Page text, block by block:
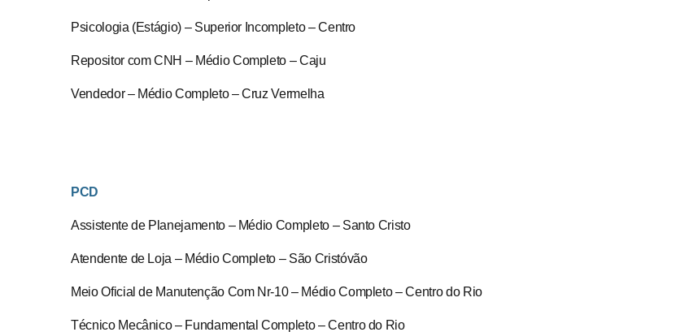
Psicologia (Estágio) – Superior Incompleto – Centro
Repositor com CNH – Médio Completo – Caju
Vendedor – Médio Completo – Cruz Vermelha
PCD
Assistente de Planejamento – Médio Completo – Santo Cristo
Atendente de Loja – Médio Completo – São Cristóvão
Meio Oficial de Manutenção Com Nr-10 – Médio Completo – Centro do Rio
Técnico Mecânico – Fundamental Completo – Centro do Rio